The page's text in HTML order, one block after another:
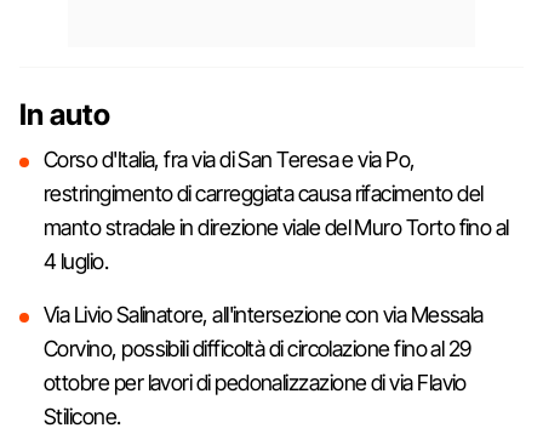
In auto
Corso d'Italia, fra via di San Teresa e via Po,
restringimento di carreggiata causa rifacimento del
manto stradale in direzione viale del Muro Torto fino al
4 luglio.
Via Livio Salinatore, all'intersezione con via Messala
Corvino, possibili difficoltà di circolazione fino al 29
ottobre per lavori di pedonalizzazione di via Flavio
Stilicone.